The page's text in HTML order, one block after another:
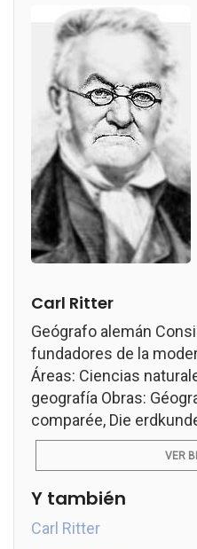
Carl Ritter
Geógrafo alemán
fundadores de la
Áreas: Ciencias
geografía Obras:
comparée, Die
VER
Y también
Carl Ritter